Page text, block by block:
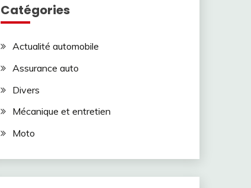
Catégories
Actualité automobile
Assurance auto
Divers
Mécanique et entretien
Moto